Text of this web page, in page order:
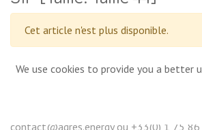
Cet article n'est plus disponible.
Conditions générales
livraisons ou retrait en magasin. Une
contact@agres.energy ou +33(0) 1 75
We use cookies to provide you a better